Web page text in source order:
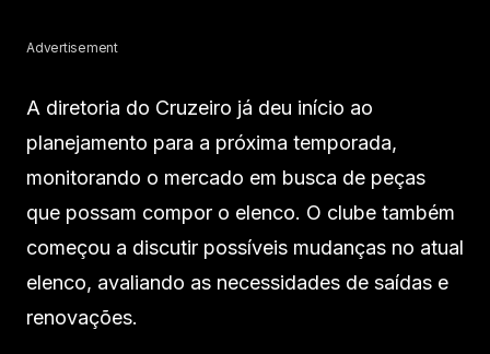
Advertisement
A diretoria do Cruzeiro já deu início ao
planejamento para a próxima temporada,
monitorando o mercado em busca de peças
que possam compor o elenco. O clube também
começou a discutir possíveis mudanças no atual
elenco, avaliando as necessidades de saídas e
renovações.